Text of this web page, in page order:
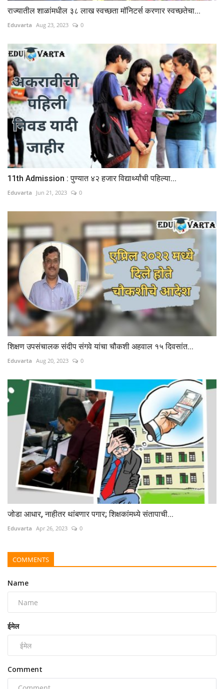
राज्यातील शाळांमधील ३८ लाख स्वच्छता मॉनिटर्स करणार स्वच्छतेचा...
Eduvarta Aug 23, 2023 0
11th Admission : पुण्यात ४२ हजार विद्यार्थ्यांची पहिल्या...
Eduvarta Jun 21, 2023 0
शिक्षण उपसंचालक संदीप संगवे यांचा चौकशी अहवाल १५ दिवसांत...
Eduvarta Aug 20, 2023 0
जोडा आधार, नाहीतर थांबणार पगार; शिक्षकांमध्ये संतापाची...
Eduvarta Apr 26, 2023 0
COMMENTS
Name
ईमेल
Comment